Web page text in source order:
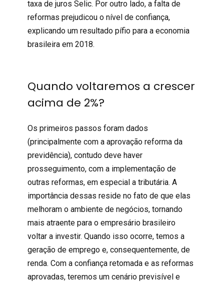
taxa de juros Selic. Por outro lado, a falta de
reformas prejudicou o nível de confiança,
explicando um resultado pífio para a economia
brasileira em 2018.
Quando voltaremos a crescer
acima de 2%?
Os primeiros passos foram dados
(principalmente com a aprovação reforma da
previdência), contudo deve haver
prosseguimento, com a implementação de
outras reformas, em especial a tributária. A
importância dessas reside no fato de que elas
melhoram o ambiente de negócios, tornando
mais atraente para o empresário brasileiro
voltar a investir. Quando isso ocorre, temos a
geração de emprego e, consequentemente, de
renda. Com a confiança retomada e as reformas
aprovadas, teremos um cenário previsível e